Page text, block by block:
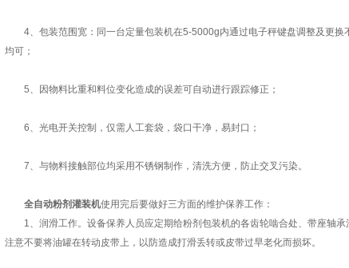
4、包装范围宽：同一台定量包装机在5-5000g内通过电子秤键盘调整及更换
均可；
5、因物料比重和料位变化造成的误差可自动进行跟踪修正；
6、光电开关控制，仅需人工套袋，袋口干净，易封口；
7、与物料接触部位均采用不锈钢制作，清洗方便，防止交叉污染。
全自动粉剂灌装机使用完后要做好三方面的维护保养工作：
1、润滑工作。设备保养人员应定期给粉剂包装机的各齿轮啮合处、带座轴承
注意不要将油罐在转动皮带上，以防造成打滑丢转或皮带过早老化而损坏。